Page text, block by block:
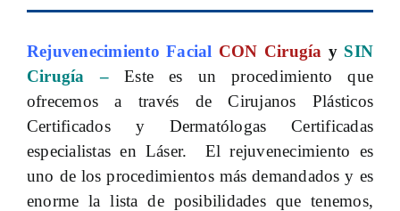
Rejuvenecimiento Facial CON Cirugía y SIN
Cirugía –Este es un procedimiento que
ofrecemos a través de Cirujanos Plásticos
Certificados y Dermatólogas Certificadas
especialistas en Láser. El rejuvenecimiento es
uno de los procedimientos más demandados y es
enorme la lista de posibilidades que tenemos,